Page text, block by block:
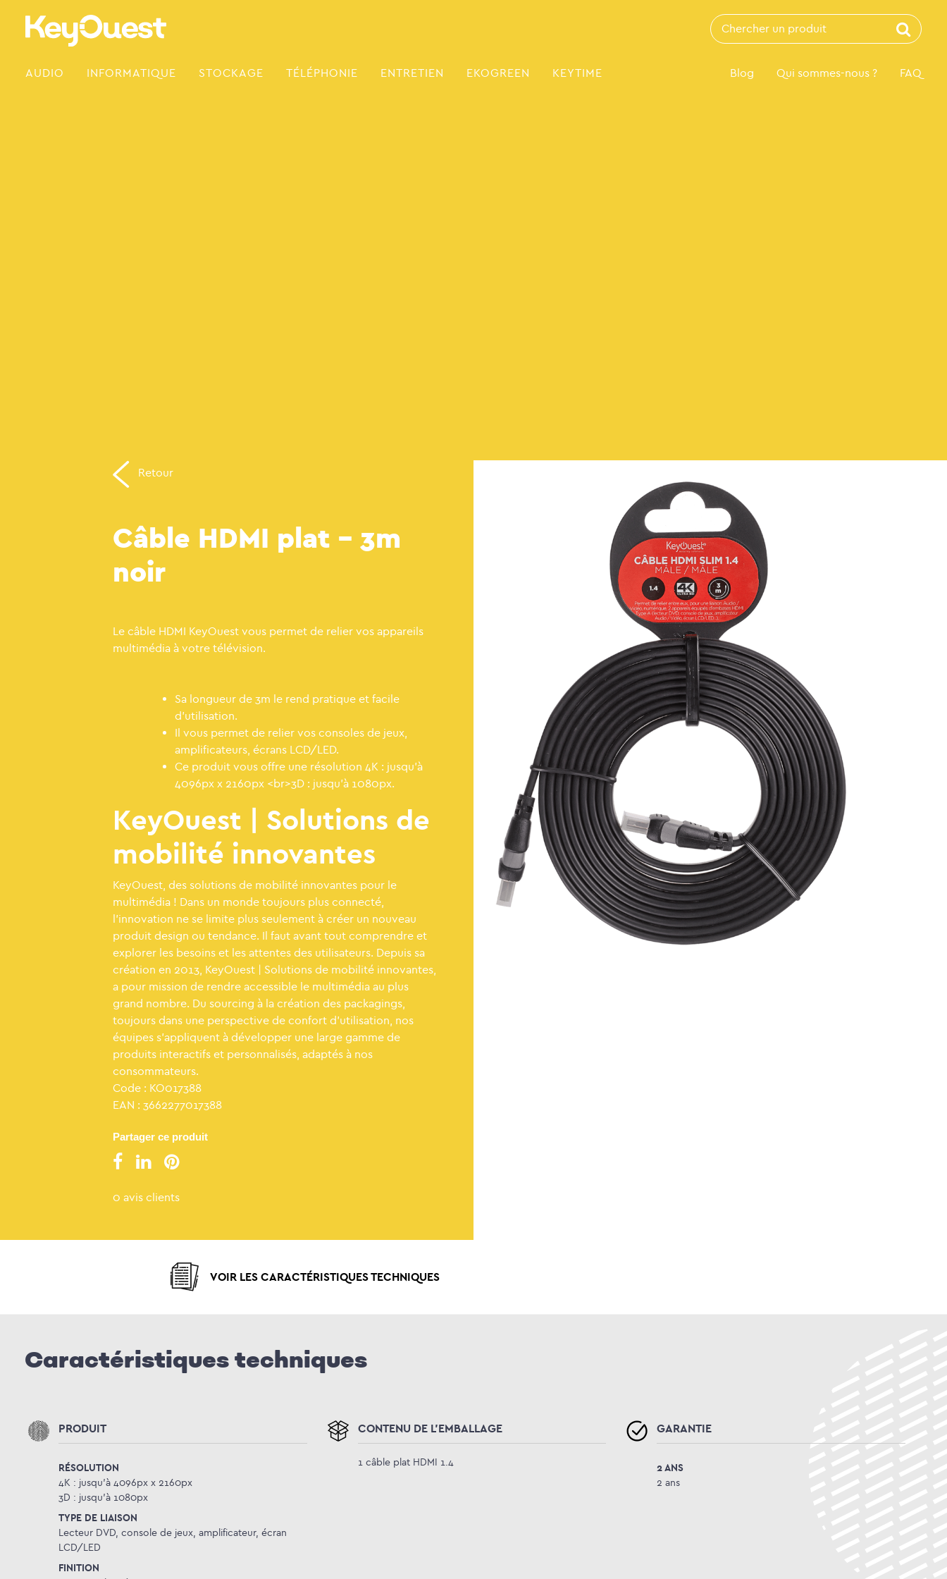
content
Recherche
pour:
AUDIO INFORMATIQUE STOCKAGE TÉLÉPHONIE ENTRETIEN EKOGREEN KEYTIME Blog Qui sommes-nous ? FAQ
Retour
Câble HDMI plat – 3m
noir
Le câble HDMI KeyOuest vous permet de relier vos appareils
multimédia à votre télévision.
Sa longueur de 3m le rend pratique et facile
d'utilisation.
Il vous permet de relier vos consoles de jeux,
amplificateurs, écrans LCD/LED.
Ce produit vous offre une résolution 4K : jusqu’à
4096px x 2160px <br>3D : jusqu’à 1080px.
KeyOuest | Solutions de
mobilité innovantes
KeyOuest, des solutions de mobilité innovantes pour le
multimédia ! Dans un monde toujours plus connecté,
l’innovation ne se limite plus seulement à créer un nouveau
produit design ou tendance. Il faut avant tout comprendre et
explorer les besoins et les attentes des utilisateurs. Depuis sa
création en 2013, KeyOuest | Solutions de mobilité innovantes,
a pour mission de rendre accessible le multimédia au plus
grand nombre. Du sourcing à la création des packagings,
toujours dans une perspective de confort d’utilisation, nos
équipes s’appliquent à développer une large gamme de
produits interactifs et personnalisés, adaptés à nos
consommateurs.
Code : KO017388
EAN : 3662277017388
Partager ce produit
0 avis clients
VOIR LES CARACTÉRISTIQUES TECHNIQUES
Caractéristiques techniques
PRODUIT
RÉSOLUTION
4K : jusqu’à 4096px x 2160px
3D : jusqu’à 1080px
TYPE DE LIAISON
Lecteur DVD, console de jeux, amplificateur, écran
LCD/LED
FINITION
CONTENU DE L'EMBALLAGE
1 câble plat HDMI 1.4
GARANTIE
2 ANS
2 ans